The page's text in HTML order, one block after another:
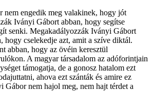
nem engedik meg valakinek, hogy jót
Iványi Gábort abban, hogy segítse
senki. Megakadályozzák Iványi Gábort
hogy cselekedje azt, amit a szíve diktál.
abban, hogy az övéin keresztül
A magyar társadalom az adóforintjain
támogatja, de a gonosz hatalom ezt
ahova ezt szánták és amire ez
Gábor nem hajol meg, nem hajt térdet a